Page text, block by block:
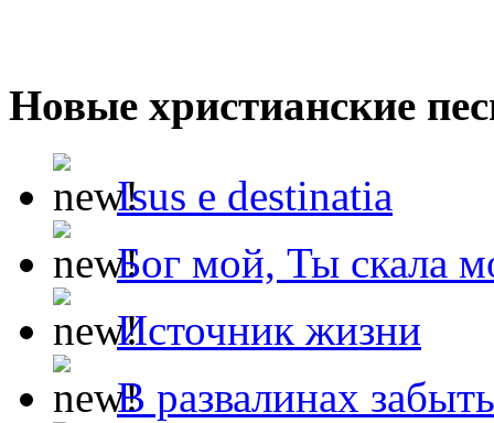
Новые христианские
Isus e destinatia
Бог мой, Ты скала
Источник жизни
В развалинах